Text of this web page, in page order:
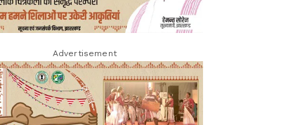
Advertisement